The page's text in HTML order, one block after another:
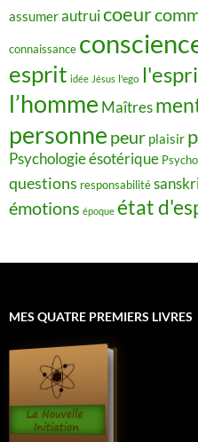
assumerautruicoeur
connaissance
esprit idée Jésus l'ego
l’homme Maîtres
personne peur plaisir
Psychologie ésotérique
questions responsabilité
émotions époque état
MES QUATRE PREMIERS LIVRES